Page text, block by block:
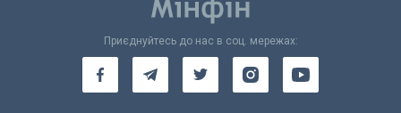
Приєднуйтесь до нас в соц. мережах: